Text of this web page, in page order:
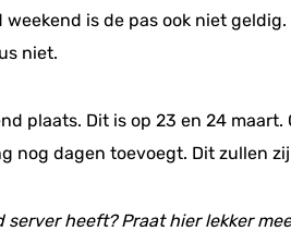
is de pas ook niet
niet.
plaats. Dit is op 23 en 24
nog dagen toevoegt. Dit zullen
server heeft? Praat hier lekker